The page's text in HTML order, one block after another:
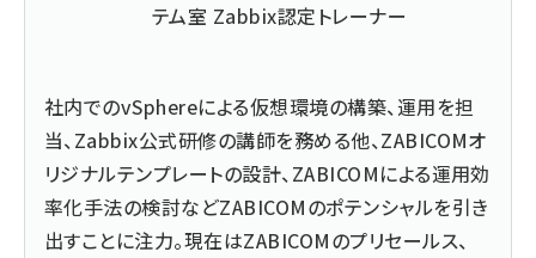
テム室 Zabbix認定トレーナー
社内でのvSphereによる仮想環境の構築、運用を担
当、Zabbix公式研修の講師を務める他、ZABICOMオ
リジナルテンプレートの設計、ZABICOMによる運用効
率化手法の検討などZABICOMのポテンシャルを引き
出すことに注力。現在はZABICOMのプリセールス、